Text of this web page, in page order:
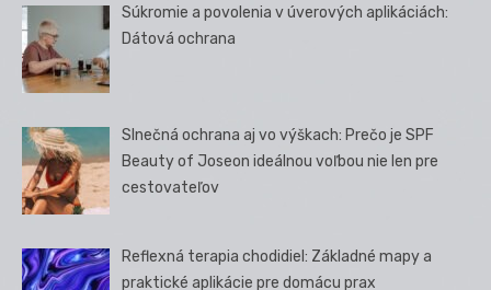
Súkromie a povolenia v úverových aplikáciách:
Dátová ochrana
Slnečná ochrana aj vo výškach: Prečo je SPF
Beauty of Joseon ideálnou voľbou nie len pre
cestovateľov
Reflexná terapia chodidiel: Základné mapy a
praktické aplikácie pre domácu prax